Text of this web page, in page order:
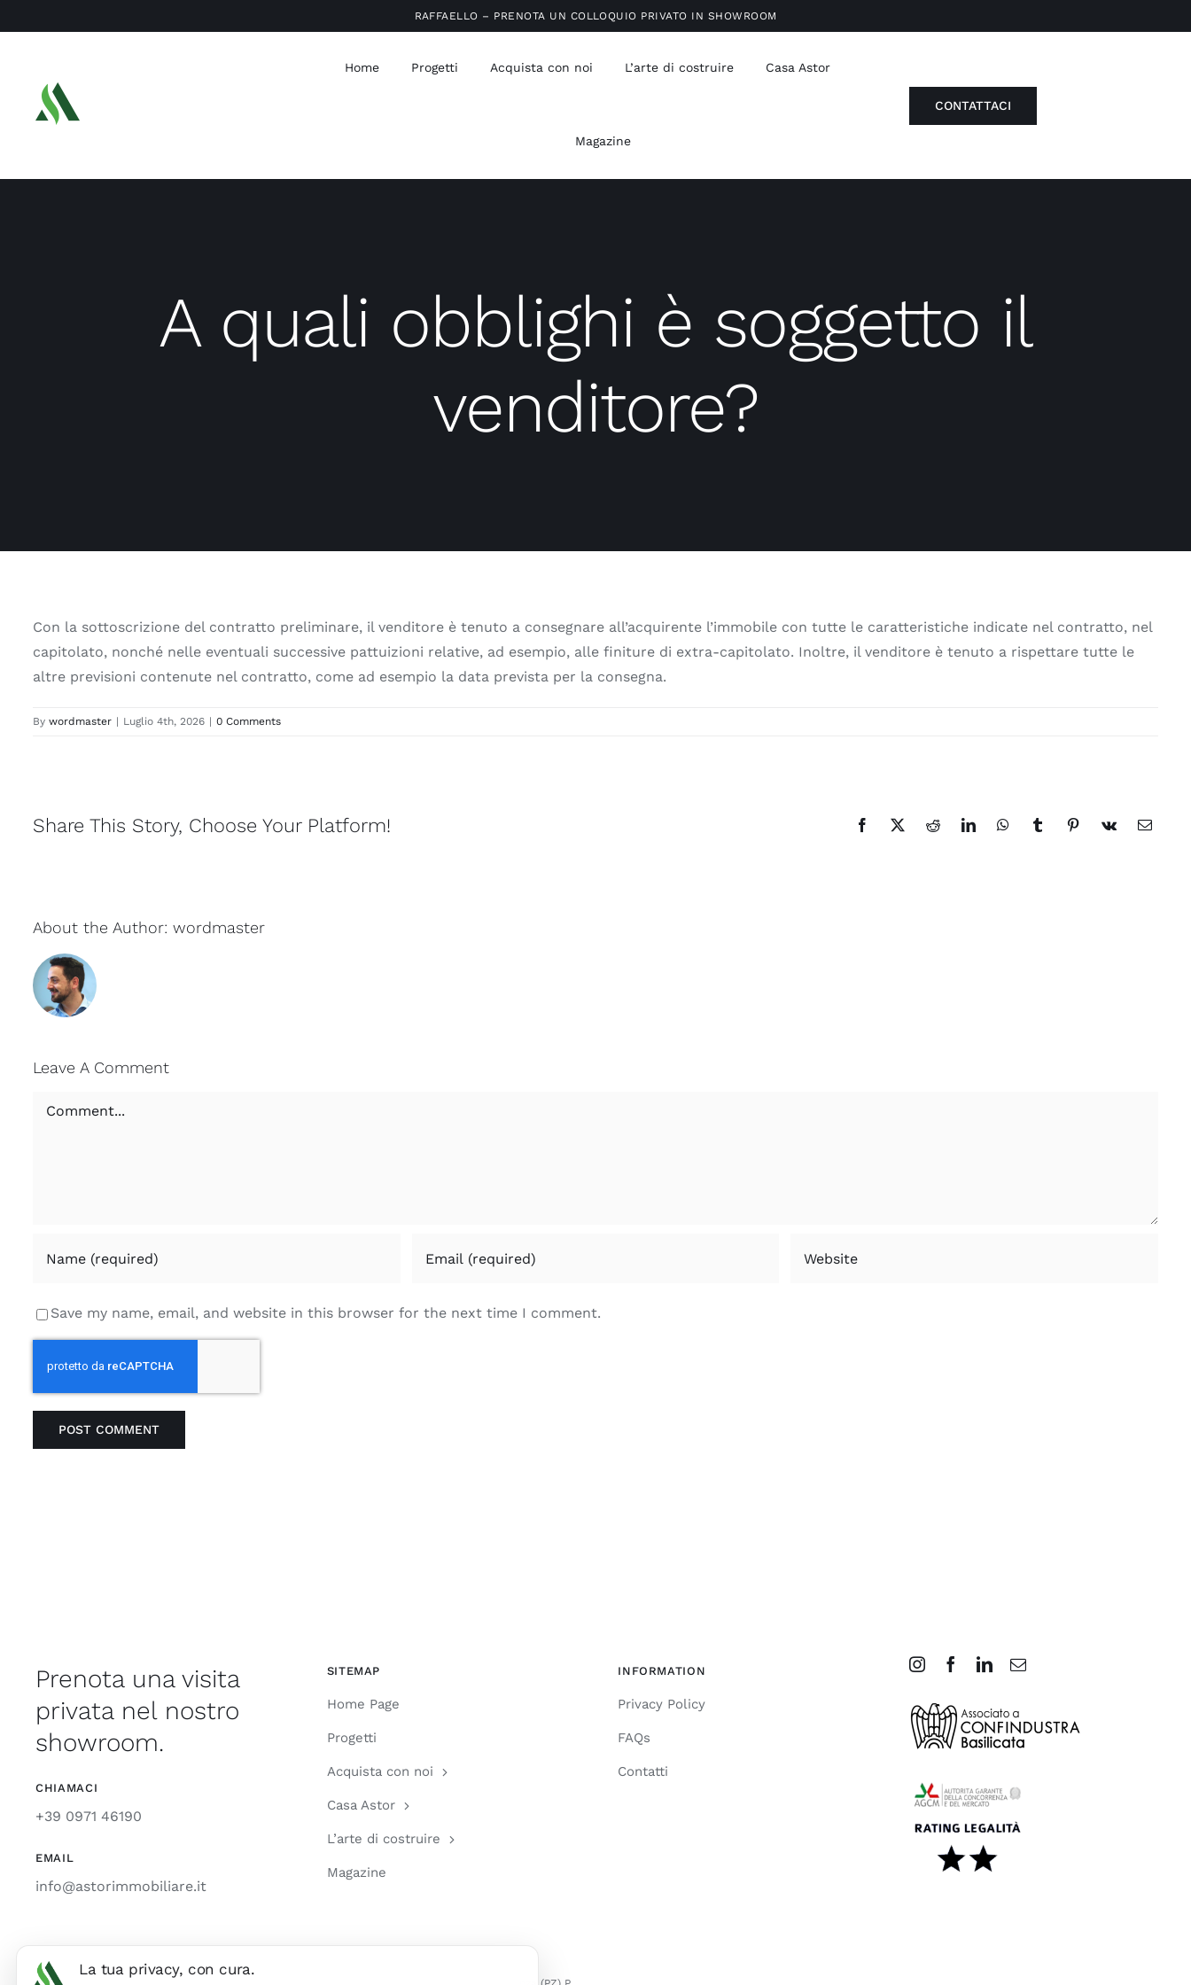
to
RAFFAELLO – PRENOTA UN COLLOQUIO PRIVATO IN SHOWROOM
Home Progetti Acquista con noi L’arte di costruire Casa Astor
Magazine
CONTATTACI
A quali obblighi è soggetto il
venditore?
Con la sottoscrizione del contratto preliminare, il venditore è tenuto a consegnare all’acquirente l’immobile con tutte le caratteristiche indicate nel contratto, nel
capitolato, nonché nelle eventuali successive pattuizioni relative, ad esempio, alle finiture di extra-capitolato. Inoltre, il venditore è tenuto a rispettare tutte le
altre previsioni contenute nel contratto, come ad esempio la data prevista per la consegna.
By wordmaster | Luglio 4th, 2026 | 0 Comments
Share This Story, Choose Your Platform! Facebook
X RedditLinkedInWhatsAppTumblrPinterest
Vk Email
About the Author: wordmaster
Leave A Comment
Comment
Save my name, email, and website in this browser for the next time I comment.
Prenota una visita
privata nel nostro
showroom.
CHIAMACI
+39 0971 46190
EMAIL
info@astorimmobiliare.it
SITEMAP
Home Page
Progetti
Acquista con noi
Casa Astor
L’arte di costruire
Magazine
INFORMATION
Privacy Policy
FAQs
Contatti
La tua privacy, con cura.